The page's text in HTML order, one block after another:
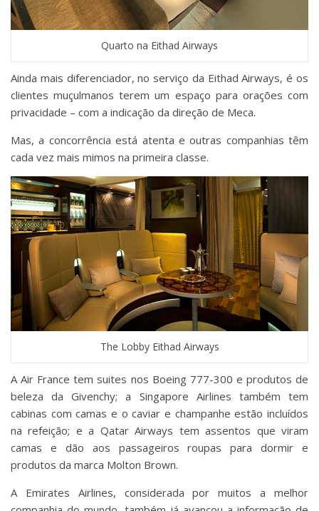
Quarto na Eithad Airways
Ainda mais diferenciador, no serviço da Eithad Airways, é os
clientes muçulmanos terem um espaço para orações com
privacidade – com a indicação da direção de Meca.
Mas, a concorrência está atenta e outras companhias têm
cada vez mais mimos na primeira classe.
The Lobby Eithad Airways
A Air France tem suites nos Boeing 777-300 e produtos de
beleza da Givenchy; a Singapore Airlines também tem
cabinas com camas e o caviar e champanhe estão incluídos
na refeição; e a Qatar Airways tem assentos que viram
camas e dão aos passageiros roupas para dormir e
produtos da marca Molton Brown.
A Emirates Airlines, considerada por muitos a melhor